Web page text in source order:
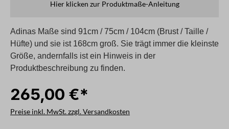
Hier klicken zur Produktmaße-Anleitung
Adinas Maße sind 91cm / 75cm / 104cm (Brust / Taille /
Hüfte) und sie ist 168cm groß. Sie trägt immer die kleinste
Größe, andernfalls ist ein Hinweis in der
Produktbeschreibung zu finden.
265,00 €*
Preise inkl. MwSt. zzgl. Versandkosten